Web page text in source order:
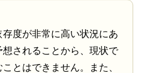
度が非常に高い状況にあ
されることから、現状で
とはできません。また、